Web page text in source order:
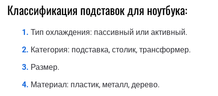
Классификация подставок для ноутбука:
Тип охлаждения: пассивный или активный.
Категория: подставка, столик, трансформер.
Размер.
Материал: пластик, металл, дерево.